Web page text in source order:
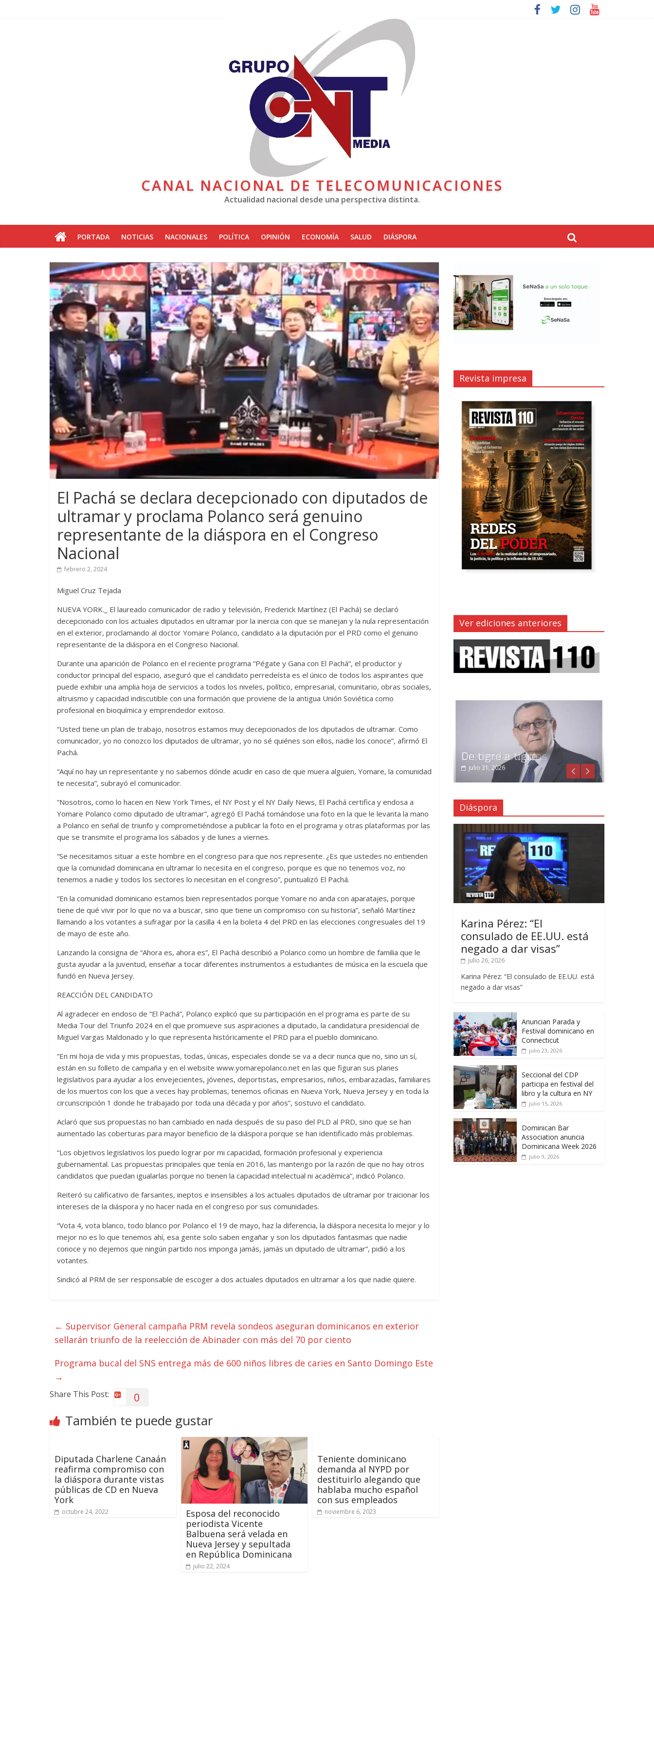
CANAL NACIONAL DE TELECOMUNICACIONES
Actualidad nacional desde una perspectiva distinta.
PORTADA NOTICIAS NACIONALES POLÍTICA OPINIÓN ECONOMÍA SALUD DIÁSPORA
El Pachá se declara decepcionado con diputados de
ultramar y proclama Polanco será genuino
representante de la diáspora en el Congreso
Nacional
febrero 2, 2024
Miguel Cruz Tejada
NUEVA YORK._ El laureado comunicador de radio y televisión, Frederick Martínez (El Pachá) se declaró
decepcionado con los actuales diputados en ultramar por la inercia con que se manejan y la nula representación
en el exterior, proclamando al doctor Yomare Polanco, candidato a la diputación por el PRD como el genuino
representante de la diáspora en el Congreso Nacional.
Durante una aparición de Polanco en el reciente programa “Pégate y Gana con El Pachá”, el productor y
conductor principal del espacio, aseguró que el candidato perredeísta es el único de todos los aspirantes que
puede exhibir una amplia hoja de servicios a todos los niveles, político, empresarial, comunitario, obras sociales,
altruismo y capacidad indiscutible con una formación que proviene de la antigua Unión Soviética como
profesional en bioquímica y emprendedor exitoso.
“Usted tiene un plan de trabajo, nosotros estamos muy decepcionados de los diputados de ultramar. Como
comunicador, yo no conozco los diputados de ultramar, yo no sé quiénes son ellos, nadie los conoce”, afirmó El
Pachá.
“Aquí no hay un representante y no sabemos dónde acudir en caso de que muera alguien, Yomare, la comunidad
te necesita”, subrayó el comunicador.
“Nosotros, como lo hacen en New York Times, el NY Post y el NY Daily News, El Pachá certifica y endosa a
Yomare Polanco como diputado de ultramar”, agregó El Pachá tomándose una foto en la que le levanta la mano
a Polanco en señal de triunfo y comprometiéndose a publicar la foto en el programa y otras plataformas por las
que se transmite el programa los sábados y de lunes a viernes.
“Se necesitamos situar a este hombre en el congreso para que nos represente. ¿Es que ustedes no entienden
que la comunidad dominicana en ultramar lo necesita en el congreso, porque es que no tenemos voz, no
tenemos a nadie y todos los sectores lo necesitan en el congreso”, puntualizó El Pachá.
“En la comunidad dominicano estamos bien representados porque Yomare no anda con aparatajes, porque
tiene de qué vivir por lo que no va a buscar, sino que tiene un compromiso con su historia”, señaló Martínez
llamando a los votantes a sufragar por la casilla 4 en la boleta 4 del PRD en las elecciones congresuales del 19
de mayo de este año.
Lanzando la consigna de “Ahora es, ahora es”, El Pachá describió a Polanco como un hombre de familia que le
gusta ayudar a la juventud, enseñar a tocar diferentes instrumentos a estudiantes de música en la escuela que
fundó en Nueva Jersey.
REACCIÓN DEL CANDIDATO
Al agradecer en endoso de “El Pachá”, Polanco explicó que su participación en el programa es parte de su
Media Tour del Triunfo 2024 en el que promueve sus aspiraciones a diputado, la candidatura presidencial de
Miguel Vargas Maldonado y lo que representa históricamente el PRD para el pueblo dominicano.
“En mi hoja de vida y mis propuestas, todas, únicas, especiales donde se va a decir nunca que no, sino un sí,
están en su folleto de campaña y en el website www.yomarepolanco.net en las que figuran sus planes
legislativos para ayudar a los envejecientes, jóvenes, deportistas, empresarios, niños, embarazadas, familiares
de los muertos con los que a veces hay problemas, tenemos oficinas en Nueva York, Nueva Jersey y en toda la
circunscripción 1 donde he trabajado por toda una década y por años”, sostuvo el candidato.
Aclaró que sus propuestas no han cambiado en nada después de su paso del PLD al PRD, sino que se han
aumentado las coberturas para mayor beneficio de la diáspora porque se han identificado más problemas.
“Los objetivos legislativos los puedo lograr por mi capacidad, formación profesional y experiencia
gubernamental. Las propuestas principales que tenía en 2016, las mantengo por la razón de que no hay otros
candidatos que puedan igualarlas porque no tienen la capacidad intelectual ni académica”, indicó Polanco.
Reiteró su calificativo de farsantes, ineptos e insensibles a los actuales diputados de ultramar por traicionar los
intereses de la diáspora y no hacer nada en el congreso por sus comunidades.
“Vota 4, vota blanco, todo blanco por Polanco el 19 de mayo, haz la diferencia, la diáspora necesita lo mejor y lo
mejor no es lo que tenemos ahí, esa gente solo saben engañar y son los diputados fantasmas que nadie
conoce y no dejemos que ningún partido nos imponga jamás, jamás un diputado de ultramar”, pidió a los
votantes.
Sindicó al PRM de ser responsable de escoger a dos actuales diputados en ultramar a los que nadie quiere.
← Supervisor General campaña PRM revela sondeos aseguran dominicanos en exterior
sellarán triunfo de la reelección de Abinader con más del 70 por ciento
Programa bucal del SNS entrega más de 600 niños libres de caries en Santo Domingo Este
→
Share This Post: 0
También te puede gustar
Diputada Charlene Canaán
reafirma compromiso con
la diáspora durante vistas
públicas de CD en Nueva
York
octubre 24, 2022
Esposa del reconocido
periodista Vicente
Balbuena será velada en
Nueva Jersey y sepultada
en República Dominicana
julio 22, 2024
Teniente dominicano
demanda al NYPD por
destituirlo alegando que
hablaba mucho español
con sus empleados
noviembre 6, 2023
Revista impresa
Ver ediciones anteriores
Crecen las dudas
julio 29, 2026
Diáspora
Karina Pérez: “El
consulado de EE.UU. está
negado a dar visas”
julio 26, 2026
Karina Pérez: “El consulado de EE.UU. está
negado a dar visas”
Anuncian Parada y
Festival dominicano en
Connecticut
julio 23, 2026
Seccional del CDP
participa en festival del
libro y la cultura en NY
julio 15, 2026
Dominican Bar
Association anuncia
Dominicana Week 2026
julio 9, 2026